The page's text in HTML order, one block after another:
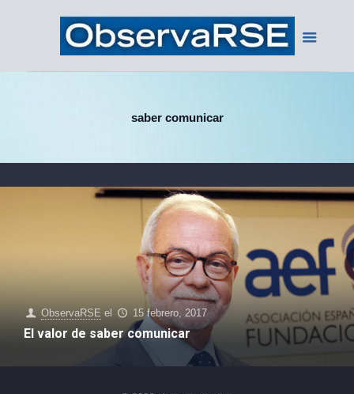
saber comunicar
ObservaRSE el 15 febrero, 2017
El valor de saber comunicar